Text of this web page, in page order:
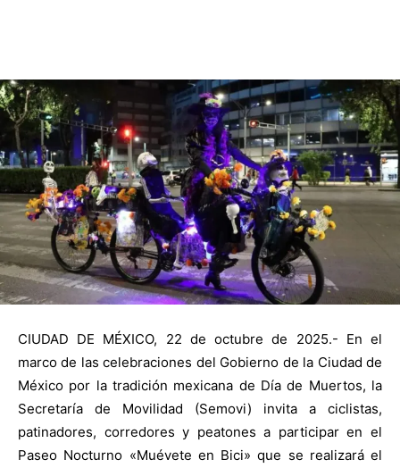
CIUDAD DE MÉXICO, 22 de octubre de 2025.- En el
marco de las celebraciones del Gobierno de la Ciudad de
México por la tradición mexicana de Día de Muertos, la
Secretaría de Movilidad (Semovi) invita a ciclistas,
patinadores, corredores y peatones a participar en el
Paseo Nocturno «Muévete en Bici» que se realizará el